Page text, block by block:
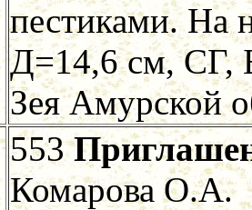
пестиками. На
Д=14,6 см, СГ,
Зея Амурской
553
Комарова О.А.